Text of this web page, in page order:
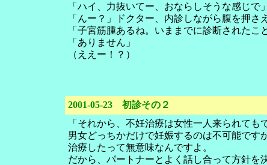
「ハイ、力抜いてー、おならしそうな感じ
「んー？」ドクター、内診しながら腹を押さ
「子宮筋腫あるね。いままでに診断されたこ
「ありません」
（ええー！？）
2001-05-23 初診その２
「それから、不妊治療は女性一人来られても
男女どっちかだけで妊娠するのは不可能です
治療したって無意味なんですよ。
だから、パートナーとよく話し合って方針を